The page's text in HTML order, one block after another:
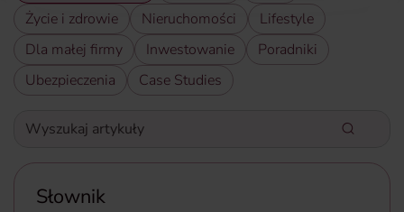
Życie i zdrowie
Nieruchomości
Lifestyle
Dla małej firmy
Inwestowanie
Poradniki
Ubezpieczenia
Case Studies
Wyszukaj artykuły
Wpisz słowa kluczowe aby wyszukać artykuły
Słownik